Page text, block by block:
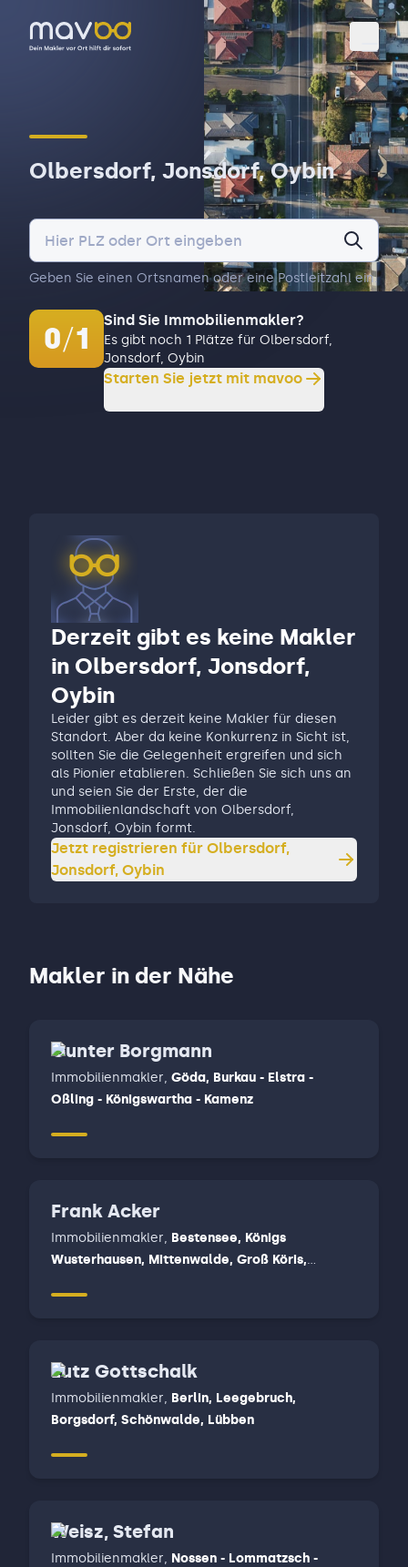
Olbersdorf, Jonsdorf, Oybin
Geben Sie einen Ortsnamen oder eine Postleitzahl ein.
0/1
Sind Sie Immobilienmakler?
Es gibt noch 1 Plätze für Olbersdorf,
Jonsdorf, Oybin
Starten Sie jetzt mit mavoo
Derzeit gibt es keine Makler
in Olbersdorf, Jonsdorf,
Oybin
Leider gibt es derzeit keine Makler für diesen
Standort. Aber da keine Konkurrenz in Sicht ist,
sollten Sie die Gelegenheit ergreifen und sich
als Pionier etablieren. Schließen Sie sich uns an
und seien Sie der Erste, der die
Immobilienlandschaft von Olbersdorf,
Jonsdorf, Oybin formt.
Jetzt registrieren für Olbersdorf,
Jonsdorf, Oybin
Makler in der Nähe
Gunter Borgmann
Immobilienmakler, Göda, Burkau - Elstra -
Oßling - Königswartha - Kamenz
Frank Acker
Immobilienmakler, Bestensee, Königs
Wusterhausen, Mittenwalde, Groß Köris,
Lutz Gottschalk
Immobilienmakler, Berlin, Leegebruch,
Borgsdorf, Schönwalde, Lübben
Weisz, Stefan
Immobilienmakler, Nossen - Lommatzsch -